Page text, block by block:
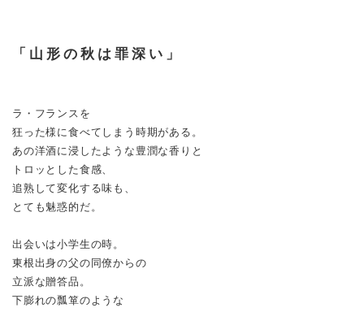
「山形の秋は罪深い」
ラ・フランスを
狂った様に食べてしまう時期がある。
あの洋酒に浸したような豊潤な香りと
トロッとした食感、
追熟して変化する味も、
とても魅惑的だ。
出会いは小学生の時。
東根出身の父の同僚からの
立派な贈答品。
下膨れの瓢箪のような